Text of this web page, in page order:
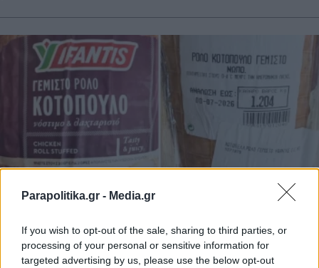
Parapolitika.gr - Media.gr
If you wish to opt-out of the sale, sharing to third parties, or
processing of your personal or sensitive information for
targeted advertising by us, please use the below opt-out
ΕΛΛΑΔΑ 08.07.2026 17:51
PARAPOLITIKA NEWSROOM